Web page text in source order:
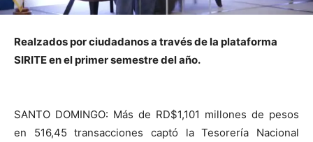
Realzados por ciudadanos a través de la plataforma
SIRITE en el primer semestre del año.
SANTO DOMINGO: Más de RD$1,101 millones de pesos
en 516,45 transaccionescaptó la Tesorería Nacional